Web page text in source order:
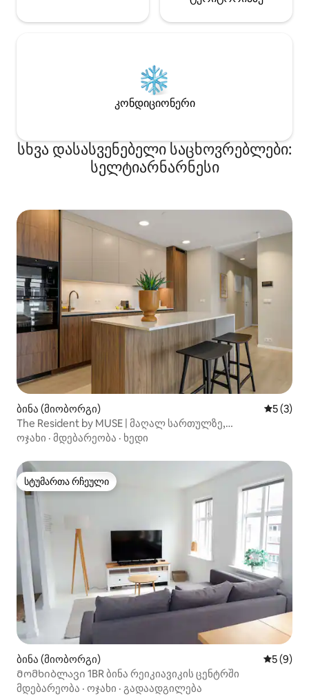
კონდიციონერი
სხვა დასასვენებელი საცხოვრებლები:
სელტიარნარნესი
ბინა (მიობორგი)
5 (3)
The Resident by MUSE | მაღალ სართულზე,
2 საძინებლით, აივნით
ოჯახი · მდებარეობა · ხედი
სტუმართა რჩეული
სტუმართა რჩეული
ბინა (მიობორგი) საშუალო
5 (9)
Მომხიბლავი 1BR ბინა რეიკიავიკის ცენტრში
მდებარეობა · ოჯახი · გადაადგილება